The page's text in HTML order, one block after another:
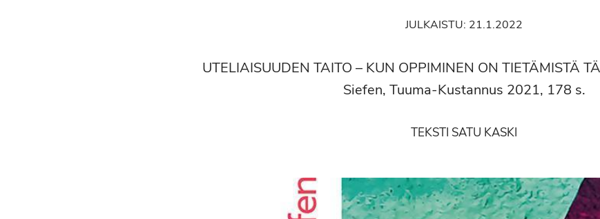
JULKAISTU: 21.1.2022
UTELIAISUUDEN TAITO – KUN OPPIMINEN ON TIETÄMISTÄ
Siefen, Tuuma-Kustannus 2021, 178 s.
TEKSTI SATU KASKI